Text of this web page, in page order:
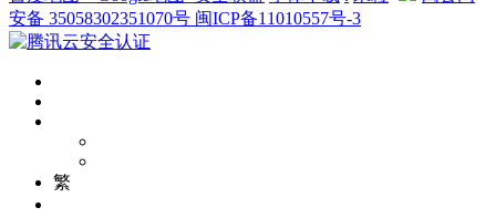
安备 35058302351070号 闽ICP备11010557号-3
繁